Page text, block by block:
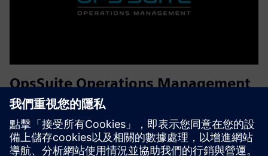
OpsSuite Operations Management
OpsSuite 由 Mendix 提供支持，是一個智能製造平台，可提
高效率，減少浪費，並在您的營運中實現實時數據驅動的決
策。